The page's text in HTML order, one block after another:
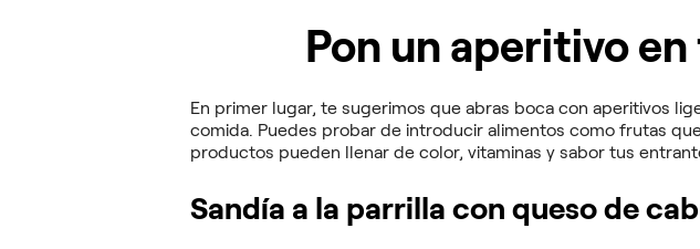
Pon un aperitivo
En primer lugar, te sugerimos que abras boca con aperitivos
comida. Puedes probar de introducir alimentos como frutas
productos pueden llenar de color, vitaminas y sabor tus
Sandía a la parrilla con queso de